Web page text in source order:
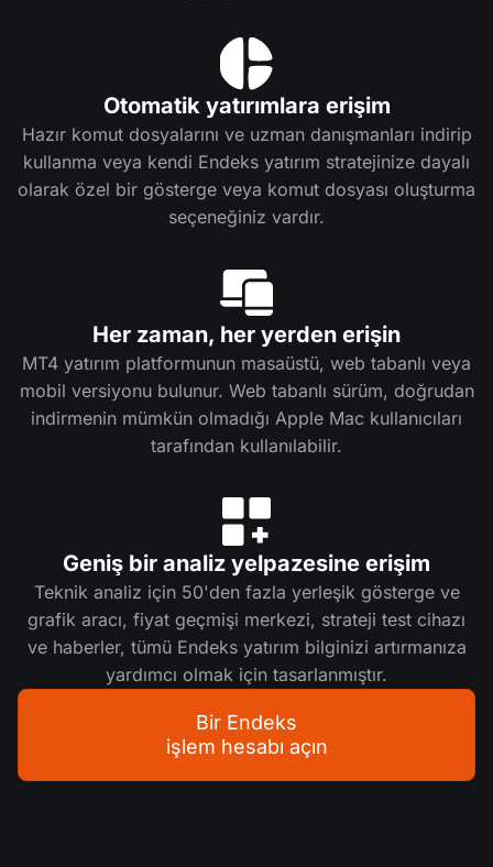
Otomatik yatırımlara erişim
Hazır komut dosyalarını ve uzman danışmanları indirip
kullanma veya kendi Endeks yatırım stratejinize dayalı
olarak özel bir gösterge veya komut dosyası oluşturma
seçeneğiniz vardır.
Her zaman, her yerden erişin
MT4 yatırım platformunun masaüstü, web tabanlı veya
mobil versiyonu bulunur. Web tabanlı sürüm, doğrudan
indirmenin mümkün olmadığı Apple Mac kullanıcıları
tarafından kullanılabilir.
Geniş bir analiz yelpazesine erişim
Teknik analiz için 50'den fazla yerleşik gösterge ve
grafik aracı, fiyat geçmişi merkezi, strateji test cihazı
ve haberler, tümü Endeks yatırım bilginizi artırmanıza
yardımcı olmak için tasarlanmıştır.
Bir Endeks
işlem hesabı açın